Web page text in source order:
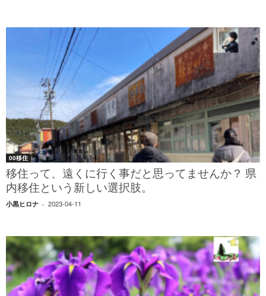
00移住
移住って、遠くに行く事だと思ってませんか？ 県
内移住という新しい選択肢。
小黒ヒロナ - 2023-04-11